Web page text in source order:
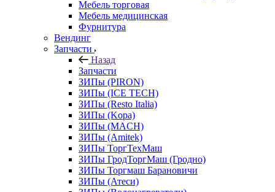
Мебель торговая
Мебель медицинская
Фурнитура
Вендинг
Запчасти
Назад
Запчасти
ЗИПы (PIRON)
ЗИПы (ICE TECH)
ЗИПы (Resto Italia)
ЗИПы (Kopa)
ЗИПы (MACH)
ЗИПы (Amitek)
ЗИПы ТоргТехМаш
ЗИПы ГродТоргМаш (Гродно)
ЗИПы Торгмаш Барановичи
ЗИПы (Атеси)